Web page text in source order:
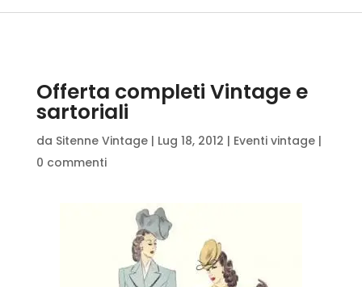
Offerta completi Vintage e
sartoriali
da Sitenne Vintage| Lug 18, 2012 | Eventi vintage|
0 commenti